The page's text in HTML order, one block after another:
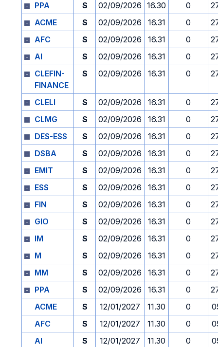
PPA
S 02/09/2026 16.30 0
ACME
S 02/09/2026 16.31 0
AFC
S 02/09/2026 16.31 0
AI
S 02/09/2026 16.31 0
CLEFIN-
FINANCE
S 02/09/2026 16.31 0
CLELI S 02/09/2026 16.31 0
CLMG
S 02/09/2026 16.31 0
DES-ESS
S 02/09/2026 16.31 0
DSBA
S 02/09/2026 16.31 0
EMIT
S 02/09/2026 16.31 0
ESS
S 02/09/2026 16.31 0
FIN
S 02/09/2026 16.31 0
GIO
S 02/09/2026 16.31 0
IM
S 02/09/2026 16.31 0
M
S 02/09/2026 16.31 0
MM
S 02/09/2026 16.31 0
PPA
S 02/09/2026 16.31 0
ACME
S 12/01/2027 11.30 0
AFC
S 12/01/2027 11.30 0
AI
S 12/01/2027 11.30 0